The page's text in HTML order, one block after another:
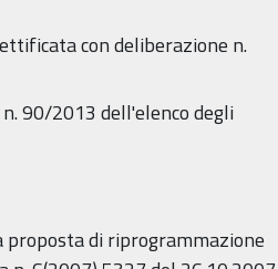
con deliberazione n.
90/2013 dell'elenco degli
proposta di riprogrammazione